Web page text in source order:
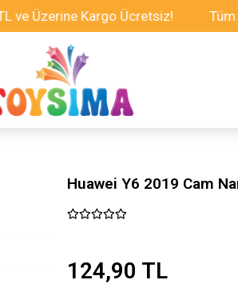
Kargo Ücretsiz! Tüm
Huawei Y6 2019 Cam
124,90 TL